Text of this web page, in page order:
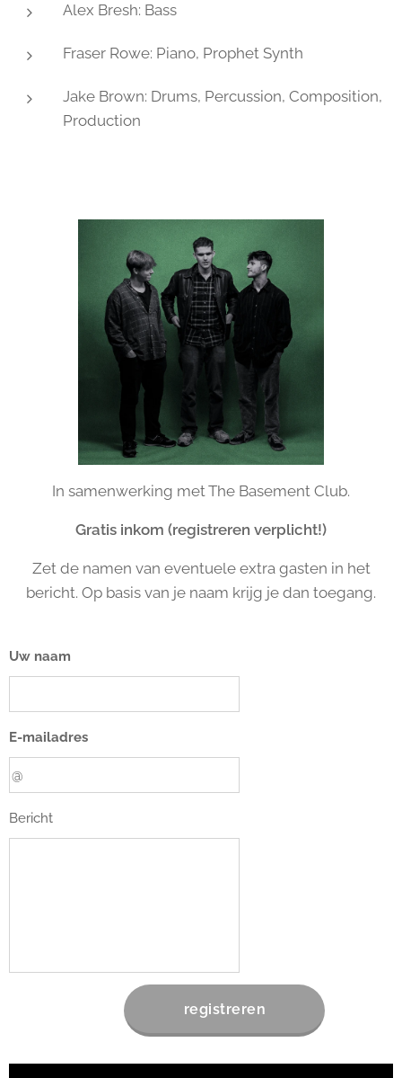
Alex Bresh: Bass
Fraser Rowe: Piano, Prophet Synth
Jake Brown: Drums, Percussion, Composition,
Production
In samenwerking met The Basement Club.
Gratis inkom (registreren verplicht!)
Zet de namen van eventuele extra gasten in het
bericht. Op basis van je naam krijg je dan toegang.
Uw naam
E-mailadres
Bericht
registreren